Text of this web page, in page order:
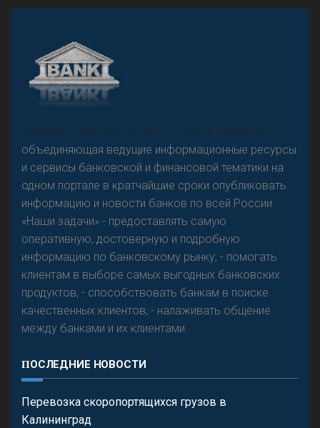
Резкого разворота на рынке автокредитов не
предвидится - «Интервью»
«Н
овости Банков России» – группа компаний,
объединяющая ведущие информационные ресурсы
и сервисы банковской и финансовой тематики на
одном портале в кратчайшие сроки опубликовать
информацию и новости банков по всей России.
«Наши задачи» - предоставлять самую
оперативную, достоверную и подробную
информацию по банковскому рынку; - помогать
клиентам в выборе самых выгодных банковских
продуктов; - способствовать банкам в поиске
качественных клиентов; - налаживать общение
между банками и их клиентами.
ПОСЛЕДНИЕ НОВОСТИ
Перевозка скоропортящихся грузов в
Калининград